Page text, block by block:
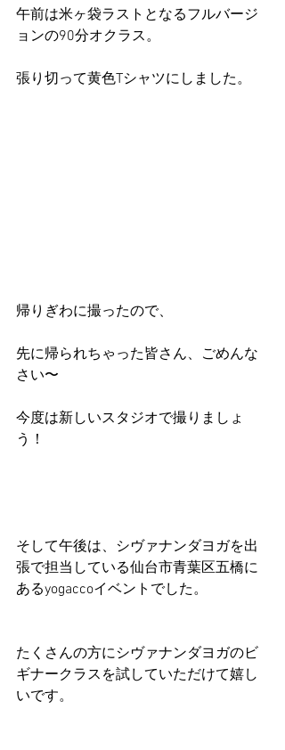
午前は米ヶ袋ラストとなるフルバージ
ョンの90分オクラス。
張り切って黄色Tシャツにしました。
帰りぎわに撮ったので、
先に帰られちゃった皆さん、ごめんな
さい〜
今度は新しいスタジオで撮りましょ
う！
そして午後は、シヴァナンダヨガを出
張で担当している仙台市青葉区五橋に
あるyogaccoイベントでした。
たくさんの方にシヴァナンダヨガのビ
ギナークラスを試していただけて嬉し
いです。